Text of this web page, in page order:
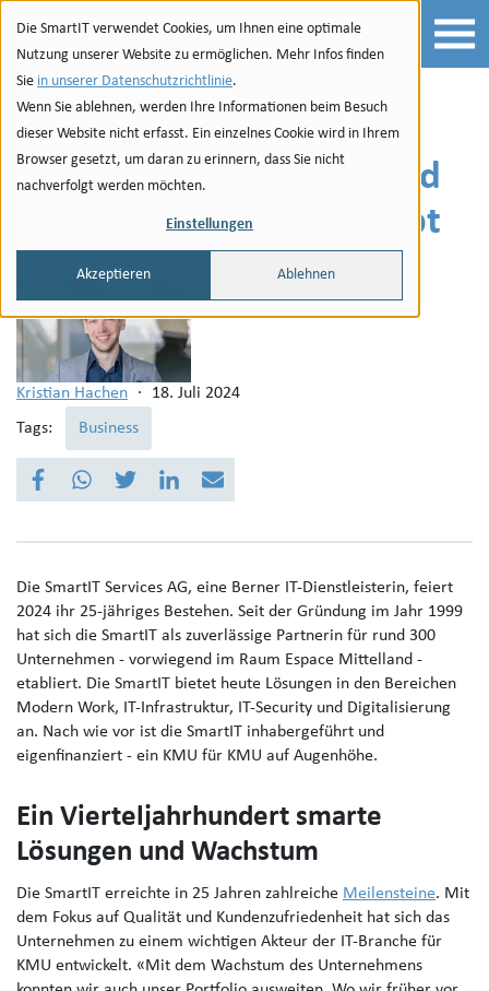
Die SmartIT verwendet Cookies, um Ihnen eine optimale
Nutzung unserer Website zu ermöglichen. Mehr Infos finden
Sie in unserer Datenschutzrichtlinie.
Wenn Sie ablehnen, werden Ihre Informationen beim Besuch
dieser Website nicht erfasst. Ein einzelnes Cookie wird in Ihrem
Browser gesetzt, um daran zu erinnern, dass Sie nicht
nachverfolgt werden möchten.
Einstellungen
Akzeptieren Ablehnen
Zur Navigation
zu den Quicklinks
Zur Suche
Zum Inhalt
25 Jahre SmartIT:
Langfristiges Denken und
Handeln als Erfolgsrezept
Kristian Hachen ·
18. Juli 2024
Tags:
Business
Die SmartIT Services AG, eine Berner IT-Dienstleisterin, feiert
2024 ihr 25-jähriges Bestehen. Seit der Gründung im Jahr 1999
hat sich die SmartIT als zuverlässige Partnerin für rund 300
Unternehmen - vorwiegend im Raum Espace Mittelland -
etabliert. Die SmartIT bietet heute Lösungen in den Bereichen
Modern Work, IT-Infrastruktur, IT-Security und Digitalisierung
an. Nach wie vor ist die SmartIT inhabergeführt und
eigenfinanziert - ein KMU für KMU auf Augenhöhe.
Ein Vierteljahrhundert smarte
Lösungen und Wachstum
Die SmartIT erreichte in 25 Jahren zahlreiche Meilensteine. Mit
dem Fokus auf Qualität und Kundenzufriedenheit hat sich das
Unternehmen zu einem wichtigen Akteur der IT-Branche für
KMU entwickelt. «Mit dem Wachstum des Unternehmens